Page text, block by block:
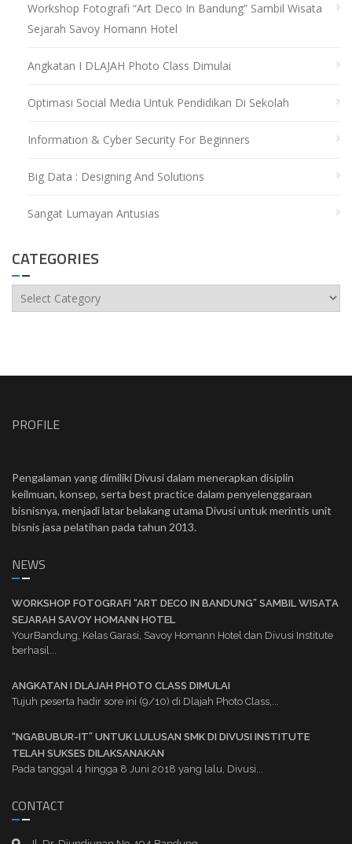
Workshop Fotografi “Art Deco In Bandung” Sambil Wisata
Sejarah Savoy Homann Hotel
Angkatan I DLAJAH Photo Class Dimulai
Optimasi Social Media Untuk Pendidikan Di Sekolah
Information & Cyber Security For Beginners
Big Data : Designing And Solutions
Sangat Lumayan Antusias
CATEGORIES
Categories
PROFILE
Pengalaman yang dimiliki Divusi dalam menerapkan disiplin
keilmuan, konsep, serta best practice dalam penyelenggaraan
bisnisnya, menjadi latar belakang utama Divusi untuk merintis unit
bisnis jasa pelatihan pada tahun 2013.
NEWS
WORKSHOP FOTOGRAFI “ART DECO IN BANDUNG” SAMBIL WISATA
SEJARAH SAVOY HOMANN HOTEL
YourBandung, Kelas Garasi, Savoy Homann Hotel dan Divusi Institute
berhasil...
ANGKATAN I DLAJAH PHOTO CLASS DIMULAI
Tujuh peserta hadir sore ini (9/10) di Dlajah Photo Class,...
“NGABUBUR-IT” UNTUK LULUSAN SMK DI DIVUSI INSTITUTE
TELAH SUKSES DILAKSANAKAN
Pada tanggal 4 hingga 8 Juni 2018 yang lalu, Divusi...
CONTACT